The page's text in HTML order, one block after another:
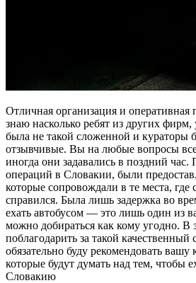
Отличная организация и оперативная
знаю насколько ребят из других
была не такой сложенной и кураторы
отзывчивые. Вы на любые вопросы
иногда они задавались в поздний час.
операций в Словакии, были
которые сопровождали в те места, где
справился. Была лишь задержка во
ехать автобусом — это лишь один из
можно добираться как кому угодно. В
поблагодарить за такой качественный
обязательно буду рекомендовать
которые будут думать над тем, чтобы
Словакию